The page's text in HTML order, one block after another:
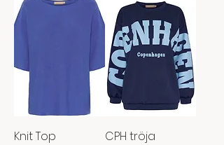
Knit Top CPH tröja